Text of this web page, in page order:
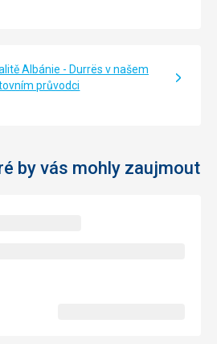
Albánie - Durrës v našem
průvodci
by vás mohly zaujmout